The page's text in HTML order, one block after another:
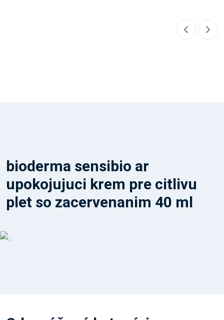
bioderma sensibio ar
upokojujuci krem pre citlivu
plet so zacervenanim 40 ml